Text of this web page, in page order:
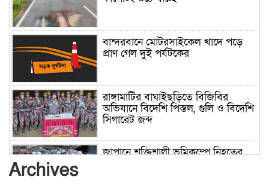
বান্দরবানে মোটরসাইকেল খাদে পড়ে
প্রাণ গেল দুই পর্যটকের
রাঙ্গামাটির বাঘাইছড়িতে বিজিবির
অভিযানে বিদেশি পিস্তল, গুলি ও বিদেশি
সিগারেট জব্দ
জাপানে শক্তিশালী ভূমিকম্পে নিহতের
Archives